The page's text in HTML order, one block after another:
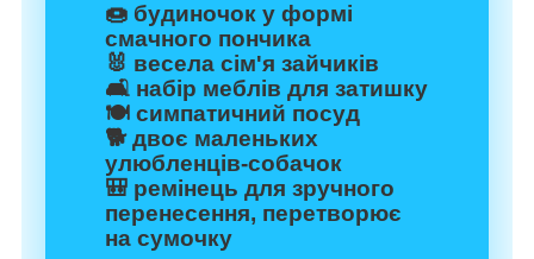
🍩 будиночок у формі
смачного пончика
🐰 весела сім'я зайчиків
🛋️ набір меблів для затишку
🍽️ симпатичний посуд
🐕 двоє маленьких
улюбленців-собачок
🎒 ремінець для зручного
перенесення, перетворює
на сумочку